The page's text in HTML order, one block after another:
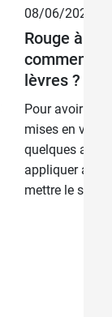
08/06/2026
Rouge à
comment
lèvres ?
Pour avoir des
mises en
quelques
appliquer au
mettre le